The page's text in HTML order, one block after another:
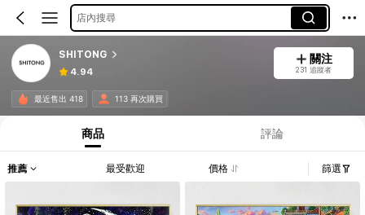
店內搜尋
SHITONG
4.94
關注
231 追蹤者
最近售出 418 113 再次購買
商品 評論
推薦 最受歡迎 價格 篩選